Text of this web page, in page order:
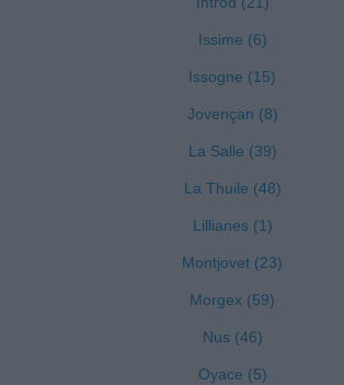
Issime (6)
Issogne (15)
Jovençan (8)
La Salle (39)
La Thuile (48)
Lillianes (1)
Montjovet (23)
Morgex (59)
Nus (46)
Oyace (5)